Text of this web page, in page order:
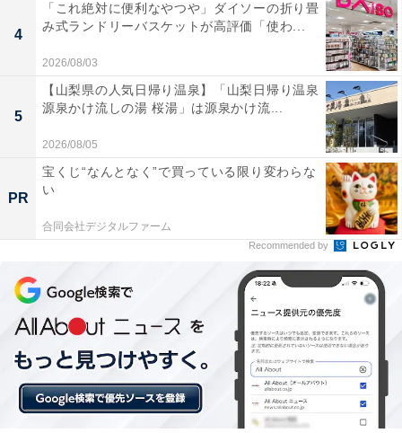
楽天トラベルのスーパーDEALとは？
楽天スーパーDEALは、全国各地人気ホテルや旅館を大
幅ポイントバックで予約できるイベント。楽天IDを用い
てスーパーDEAL対象のプランを予約し、実際に宿泊す
ると、もれなく宿泊料金の30～40％が楽天ポイントで還
元されます。お得に宿泊したい人は、日々更新されるお
4
「これ絶対に便利なやつや」ダイソーの折り畳
み式ランドリーバスケットが高評価「使わ...
2026/08/03
5
【山梨県の人気日帰り温泉】「山梨日帰り温泉
源泉かけ流しの湯 桜湯」は源泉かけ流...
2026/08/05
PR
宝くじ“なんとなく”で買っている限り変わらな
い
合同会社デジタルファーム
Recommended by